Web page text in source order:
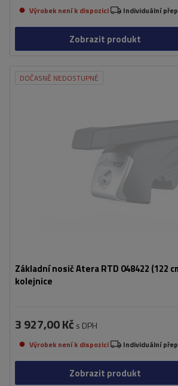
Výrobek není k dispozici Individuální
Zobrazit produkt
DOČASNĚ NEDOSTUPNÉ
Základní nosič Atera RTD 048422 (122
kolejnice
3 927,00 Kč s DPH
Výrobek není k dispozici Individuální
Zobrazit produkt